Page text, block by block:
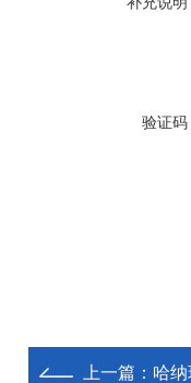
验证码
上一篇： 哈